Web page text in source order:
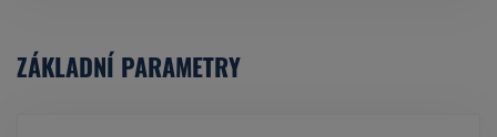
ZÁKLADNÍ PARAMETRY